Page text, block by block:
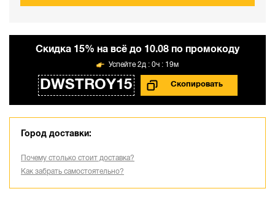
Cкидка 15% на всё до 10.08 по промокоду
DWSTROY15
2д : 0ч : 19м
Город доставки:
Почему столько стоит доставка?
Как забрать самостоятельно?